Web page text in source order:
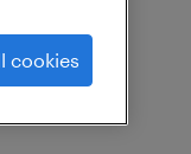
cookies